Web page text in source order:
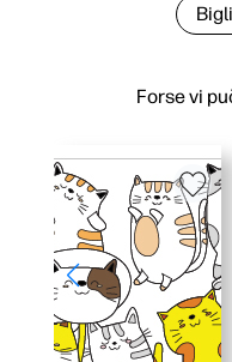
Forse vi